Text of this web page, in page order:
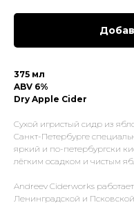
375 мл
ABV 6%
Dry Apple Cider
Сухой игристый сидр из
Санкт-Петербурге
яркий и по-петербургски
лёгким осадком и чистым
Andreev Ciderworks
Ленинградской и